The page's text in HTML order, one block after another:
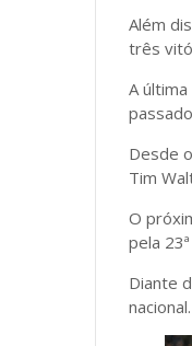
Além
três
A
Desde
Tim
O
pela
Diante
nacional.